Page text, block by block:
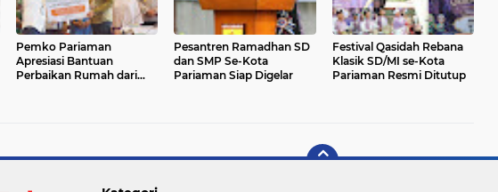
Pemko Pariaman
Apresiasi Bantuan
Perbaikan Rumah dari
Pesantren Ramadhan SD
dan SMP Se-Kota
Pariaman Siap Digelar
Festival Qasidah Rebana
Klasik SD/MI se-Kota
Pariaman Resmi Ditutup